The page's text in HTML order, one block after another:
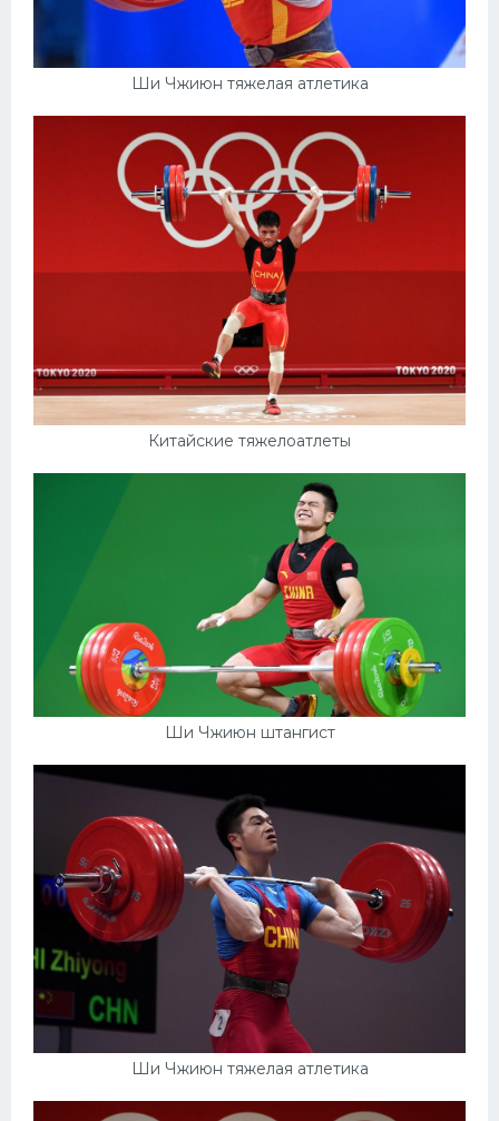
Ши Чжиюн тяжелая атлетика
Китайские тяжелоатлеты
Ши Чжиюн штангист
Ши Чжиюн тяжелая атлетика